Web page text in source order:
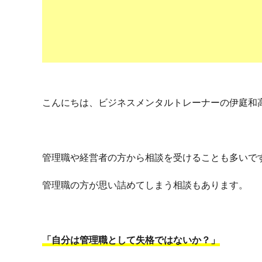
こんにちは、ビジネスメンタルトレーナーの伊庭和
管理職や経営者の方から相談を受けることも多いで
管理職の方が思い詰めてしまう相談もあります。
「自分は管理職として失格ではないか？」